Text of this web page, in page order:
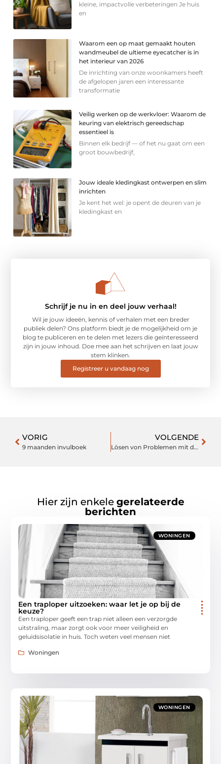
kleine, impactvolle verbeteringen Je huis
en
Waarom een op maat gemaakt houten
wandmeubel de ultieme eyecatcher is in
het interieur van 2026
De inrichting van onze woonkamers heeft
de afgelopen jaren een interessante
transformatie
Veilig werken op de werkvloer: Waarom de
keuring van elektrisch gereedschap
essentieel is
Binnen elk bedrijf — of het nu gaat om een
groot bouwbedrijf,
Jouw ideale kledingkast ontwerpen en slim
inrichten
Je kent het wel: je opent de deuren van je
kledingkast en
Schrijf je nu in en deel jouw verhaal!
Wil je jouw ideeën, kennis of verhalen met een breder
publiek delen? Ons platform biedt je de mogelijkheid om je
blog te publiceren en te delen met lezers die geïnteresseerd
zijn in jouw inhoud. Doe mee aan het schrijven en laat jouw
stem klinken.
Registreer u vandaag nog
VORIG
9 maanden invulboek
VOLGENDE
Lösen von Problemen mit der Reizverarbeitung
Hier zijn enkele gerelateerde
berichten
WONINGEN
Een traploper uitzoeken: waar let je op bij de
keuze?
Een traploper geeft een trap niet alleen een verzorgde
uitstraling, maar zorgt ook voor meer veiligheid en
geluidsisolatie in huis. Toch weten veel mensen niet
Woningen
WONINGEN